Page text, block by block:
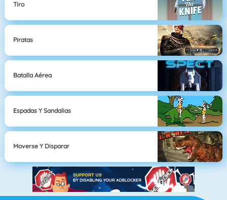
Tiro
Piratas
Batalla Aérea
Espadas Y Sandalias
Moverse Y Disparar